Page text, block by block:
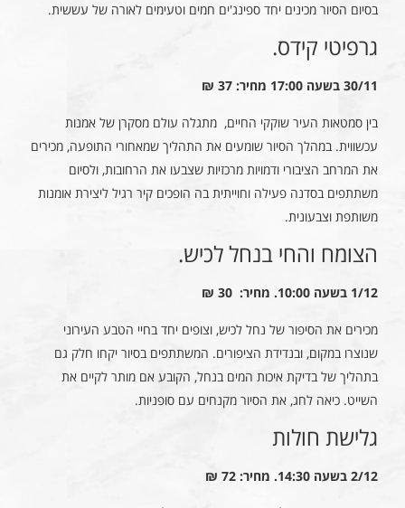
בסיום הסיור מכינים יחד ספינג'ים חמים וטעימים לאורה של עששית.
גרפיטי קידס.
30/11 בשעה 17:00 מחיר: 37 ₪
בין סמטאות העיר שוקקי החיים, מתגלה עולם מסקרן של אמנות
עכשווית. במהלך הסיור שומעים את התהליך שמאחורי התופעה, מכירים
את המרחב הציבורי ודמויות מרכזיות שצבעו את הרחובות, ולסיום
משתתפים בסדנה פעילה וחוייתית בה הופכים קיר רגיל ליצירת אומנות
משותפת וצבעונית.
הצומח והחי בנחל לכיש.
1/12 בשעה 10:00. מחיר: 30 ₪
מכירים את הסיפור של נחל לכיש, וצופים יחד בחיי הטבע העירוני
שנוצרו במקום, ובנדידת הציפורים. המשתתפים בסיור יקחו חלק גם
בתהליך של בדיקת איכות המים בנחל, הקובע אם מותר לקיים את
השייט. כיאה לחג, את הסיור מקנחים עם סופניות.
גלישת חולות
2/12 בשעה 14:30. מחיר: 72 ₪